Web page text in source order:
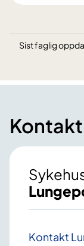
Sist faglig
Kontakt
Kontakt